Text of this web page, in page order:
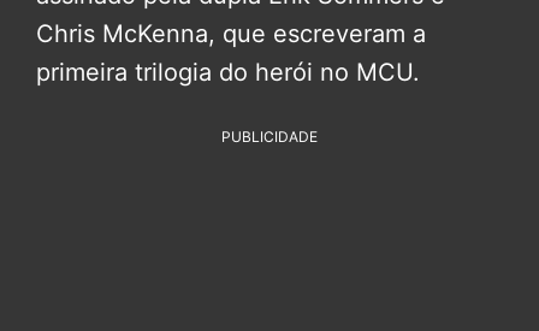
Chris McKenna, que escreveram a
primeira trilogia do herói no MCU.
PUBLICIDADE